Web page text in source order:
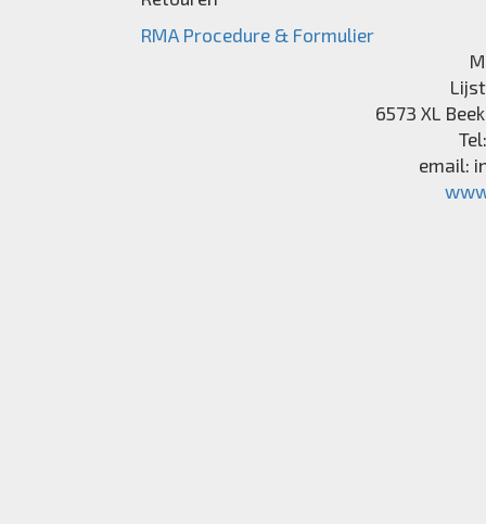
RMA Procedure & Formulier
6573 XL
email: